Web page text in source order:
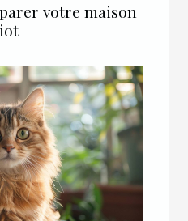
votre maison